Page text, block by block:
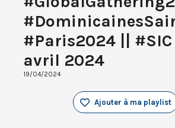
#Paris2024 || #SIC
avril 2024
19/04/2024
Ajouter à ma playlist